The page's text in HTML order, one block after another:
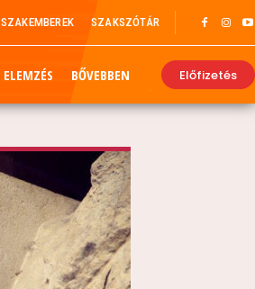
SZAKEMBEREK SZAKSZÓTÁR
ELEMZÉS BŐVEBBEN Előfizetés